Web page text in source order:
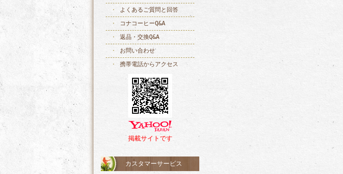
よくあるご質問と回答
コナコーヒーQ&A
返品・交換Q&A
お問い合わせ
携帯電話からアクセス
掲載サイトです
カスタマーサービス